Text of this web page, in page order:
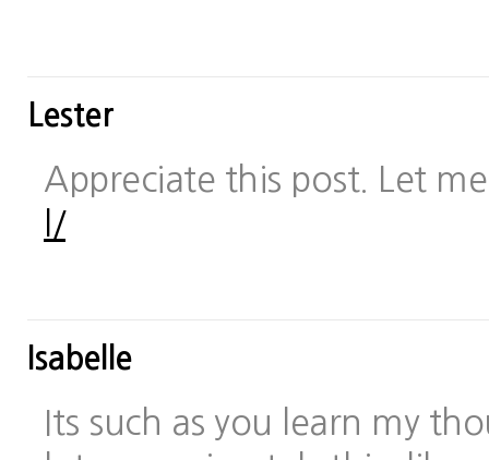
Lester
Appreciate this post. Let
l/
Isabelle
Its such as you learn my